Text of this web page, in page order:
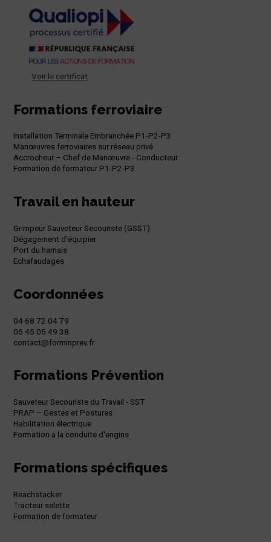
Voir le certificat
Formations ferroviaire
Installation Terminale Embranchée P1-P2-P3
Manœuvres ferroviaires sur réseau privé
Accrocheur – Chef de Manœuvre - Conducteur
Formation de formateur P1-P2-P3
Travail en hauteur
Grimpeur Sauveteur Secouriste (GSST)
Dégagement d’équipier
Port du harnais
Echafaudages
Coordonnées
04 68 72 04 79
06 45 05 49 38
contact@forminprev.fr
Formations Prévention
Sauveteur Secouriste du Travail - SST
PRAP – Gestes et Postures
Habilitation électrique
Formation a la conduite d'engins
Formations spécifiques
Reachstacker
Tracteur selette
Formation de formateur